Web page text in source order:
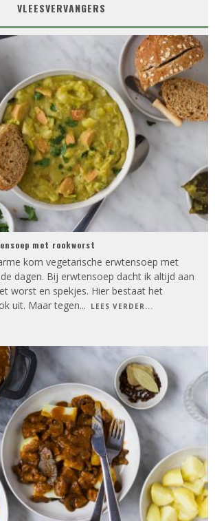
VLEESVERVANGERS
met rookworst
kom vegetarische erwtensoep met
dagen. Bij erwtensoep dacht ik altijd aan
worst en spekjes. Hier bestaat het
uit. Maar tegen... LEES VERDER...